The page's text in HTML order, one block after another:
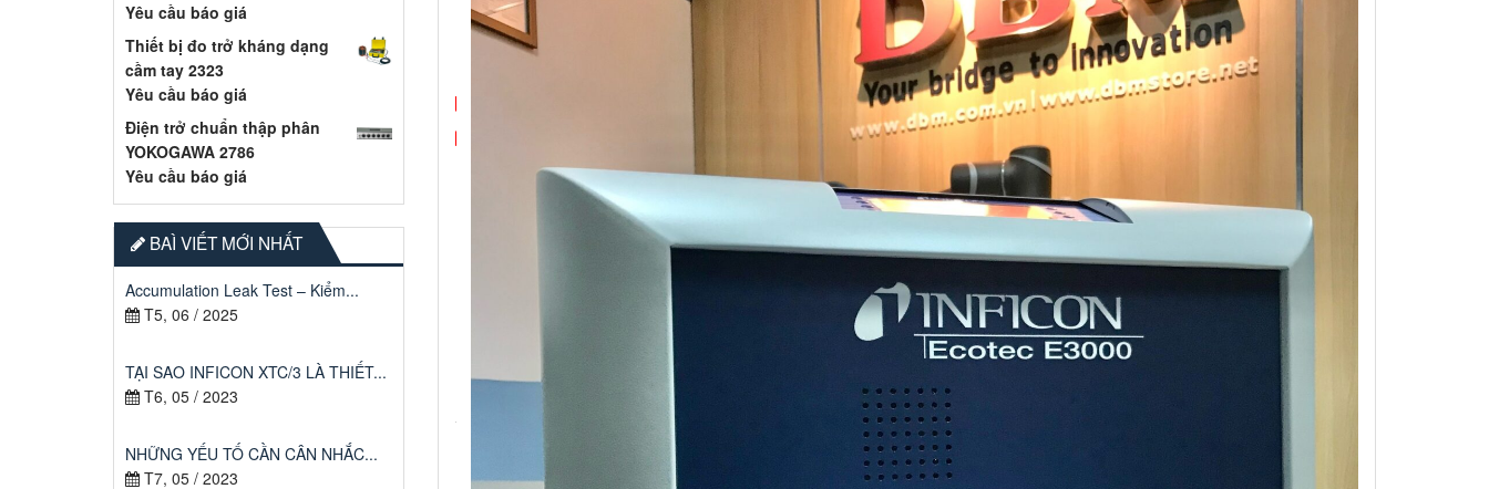
Yêu cầu báo giá
Thiết bị đo trở kháng dạng
cầm tay 2323
Yêu cầu báo giá
Điện trở chuẩn thập phân
YOKOGAWA 2786
Yêu cầu báo giá
BAÌ VIẾT MỚI NHẤT
Accumulation Leak Test – Kiểm...
T5, 06 / 2025
TẠI SAO INFICON XTC/3 LÀ THIẾT...
T6, 05 / 2023
NHỮNG YẾU TỐ CẦN CÂN NHẮC...
T7, 05 / 2023